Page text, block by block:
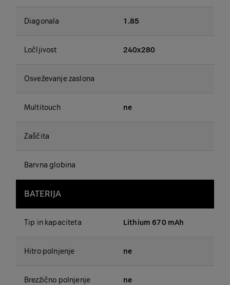
Diagonala 1.85
Ločljivost 240x280
Osveževanje zaslona
Multitouch ne
Zaščita
Barvna globina
BATERIJA
Tip in kapaciteta Lithium 670 mAh
Hitro polnjenje ne
Brezžično polnjenje ne